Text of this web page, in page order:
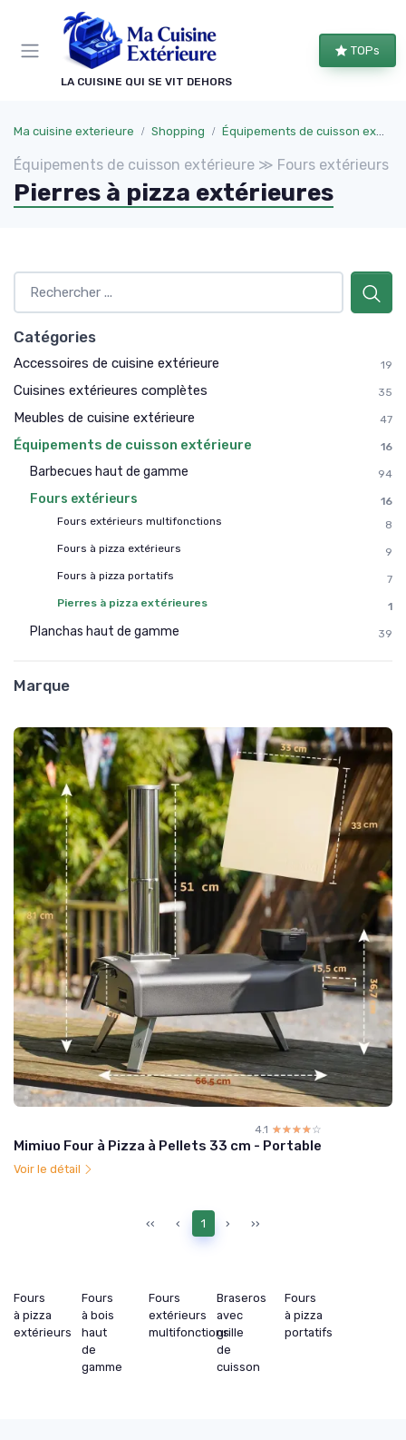
LA CUISINE QUI SE VIT DEHORS
TOPs
Ma cuisine exterieure Shopping Équipements de cuisson extérieure
Équipements de cuisson extérieure ≫ Fours extérieurs
Pierres à pizza extérieures
Catégories
Accessoires de cuisine extérieure 19
Cuisines extérieures complètes 35
Meubles de cuisine extérieure 47
Équipements de cuisson extérieure 16
Barbecues haut de gamme 94
Fours extérieurs
16
Fours extérieurs multifonctions
8
Fours à pizza extérieurs
9
Fours à pizza portatifs
7
Pierres à pizza extérieures
1
Planchas haut de gamme 39
Marque
4.1 ☆☆☆☆☆
★★★★★
Mimiuo Four à Pizza à Pellets 33 cm - Portable
Voir le détail
‹‹ ‹ 1 › ››
Fours
à pizza
extérieurs
Fours
à bois
haut
de
gamme
Fours
extérieurs
multifonctions
Braseros
avec
grille
de
cuisson
Fours
à pizza
portatifs
Panneau de gestion des cookies